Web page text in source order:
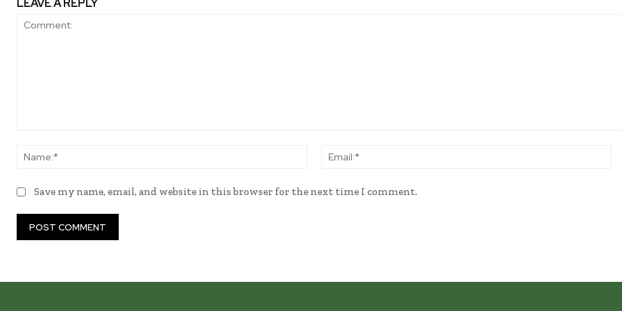
LEAVE A REPLY
Name:*
Save my name, email, and website in this browser for the next time I comment.